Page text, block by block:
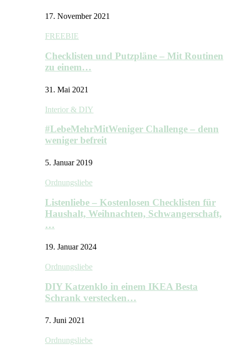
17. November 2021
FREEBIE
Checklisten und Putzpläne – Mit Routinen
zu einem…
31. Mai 2021
Interior & DIY
#LebeMehrMitWeniger Challenge – denn
weniger befreit
5. Januar 2019
Ordnungsliebe
Listenliebe – Kostenlosen Checklisten für
Haushalt, Weihnachten, Schwangerschaft,
…
19. Januar 2024
Ordnungsliebe
DIY Katzenklo in einem IKEA Besta
Schrank verstecken…
7. Juni 2021
Ordnungsliebe